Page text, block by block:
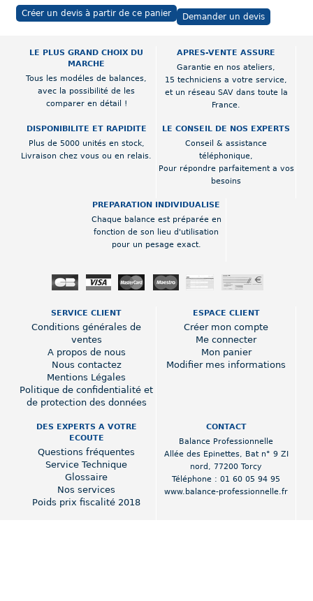
Créer un devis à partir de ce panier Demander un devis
LE PLUS GRAND CHOIX DU
MARCHE
Tous les modéles de balances,
avec la possibilité de les
comparer en détail !
APRES-VENTE ASSURE
Garantie en nos ateliers,
15 techniciens a votre service,
et un réseau SAV dans toute la
France.
DISPONIBILITE ET RAPIDITE
Plus de 5000 unités en stock,
Livraison chez vous ou en relais.
LE CONSEIL DE NOS EXPERTS
Conseil & assistance
téléphonique,
Pour répondre parfaitement a vos
besoins
PREPARATION INDIVIDUALISE
Chaque balance est préparée en
fonction de son lieu d'utilisation
pour un pesage exact.
SERVICE CLIENT
Conditions générales de
ventes
A propos de nous
Nous contactez
Mentions Légales
Politique de confidentialité et
de protection des données
ESPACE CLIENT
Créer mon compte
Me connecter
Mon panier
Modifier mes informations
DES EXPERTS A VOTRE
ECOUTE
Questions fréquentes
Service Technique
Glossaire
Nos services
Poids prix fiscalité 2018
CONTACT
Balance Professionnelle
Allée des Epinettes, Bat n° 9 ZI
nord , 77200 Torcy
Téléphone : 01 60 05 94 95
www.balance-professionnelle.fr